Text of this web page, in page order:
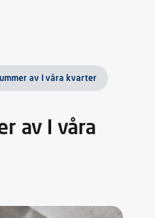
av I våra kvarter
av I våra